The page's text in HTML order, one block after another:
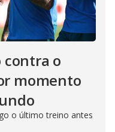
contra o
momento
o último treino antes